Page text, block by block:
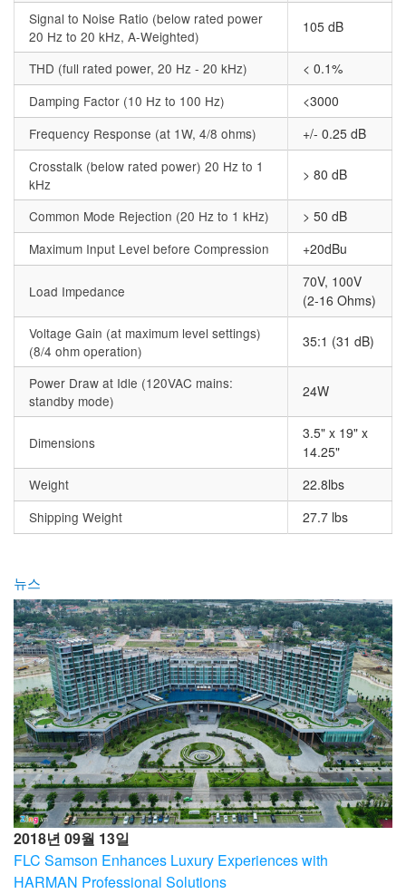
Signal to Noise Ratio (below rated power
20 Hz to 20 kHz, A-Weighted)
105 dB
THD (full rated power, 20 Hz - 20 kHz)
< 0.1%
Damping Factor (10 Hz to 100 Hz)
<3000
Frequency Response (at 1W, 4/8 ohms)
+/- 0.25 dB
Crosstalk (below rated power) 20 Hz to 1
kHz
> 80 dB
Common Mode Rejection (20 Hz to 1 kHz)
> 50 dB
Maximum Input Level before Compression
+20dBu
Load Impedance
70V, 100V
(2-16 Ohms)
Voltage Gain (at maximum level settings)
(8/4 ohm operation)
35:1 (31 dB)
Power Draw at Idle (120VAC mains:
standby mode)
24W
Dimensions
3.5" x 19" x
14.25"
Weight
22.8lbs
Shipping Weight
27.7 lbs
뉴스
2018년 09월 13일
FLC Samson Enhances Luxury Experiences with
HARMAN Professional Solutions